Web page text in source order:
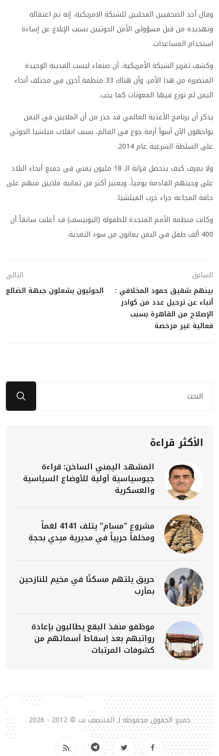
وقال أحد الصحفيين المحليين للشبكة الامريكية، إنه تم اعتقاله
وتهديده من قبل مسؤولي الأمن الحوثيين بسبب الإبلاغ عن إساءة
استخدام المساعدات.
وكشف تقرير الشبكة الأمريكية، أن صنعاء ليست المدينة الوحيدة
المتضررة من هذا الأمر، وأن هناك 33 منطقة أخرى في مختلف أنحاء
اليمن لم توزع فيها المعونات كما يجب.
يذكر أن برنامج الأغذية العالمي قد حذر من أن الملايين في اليمن
يواجهون الآن أسوأ أزمة جوع في العالم، بسبب انقلاب ميلشيا الحوثي
على السلطة الشرعية عام 2014
.
ولا يعرف كيف يتحصل قرابة الـ 18 مليون يمني في جميع أنحاء البلاد
على وجبتهم القادمة يومياً، ويعتبر أكثر من ثمانية ملايين منهم على
حافة المجاعة جراء حرب الميلشيا.
وكانت منظمة الأمم المتحدة للطفولة (اليونيسف) قد أعلنت سابقاً أن
400 ألف طفل في اليمن يعانون من سوء التغذية
.
السابق
بينهم شقيق حمود المخلافي :
أنباء عن ترحيل عدد من كوادر
الإصلاح من القاهرة بسبب
فعالية غير مرخصة
التالي
الحوثيون يشعلون جبهة الضالع
الأكثر قراءة
المشهد اليمني الساخن: قراءة
جيوسياسية أولية للأوضاع السياسية
والعسكرية
مشروع "مسام" يتلف 4141 لغماً
ومخلفاً حربياً في مديرية ميدي بحجة
حريق يلتهم مسكنًا في مخيم للنازحين
بمأرب
موظفو منفذ البقع يطالبون بإعادة
رواتبهم بعد إسقاط أسمائهم من
كشوفات المرتبات
جميع الحقوق محفوظة لـ المنتصف نت © 2012 - 2026